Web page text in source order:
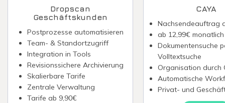
Digitale
Virtuelle
Dropscan
Geschäftskunden
Postprozesse automatisieren
Team- & Standortzugriff
Integration in Tools
Revisionssichere Archivierung
Skalierbare Tarife
Zentrale Verwaltung
Tarife ab 9,90€
CAYA
Nachsendeauftrag
ab 12,99€ monatlich
Dokumentensuche
Volltextsuche
Organisation durch
Automatische
Privat- und